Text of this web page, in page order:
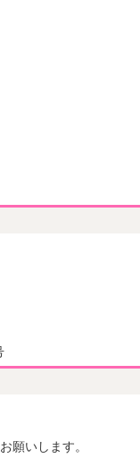
願いします。